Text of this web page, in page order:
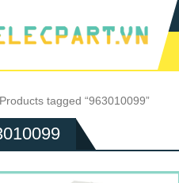
Products tagged “963010099”